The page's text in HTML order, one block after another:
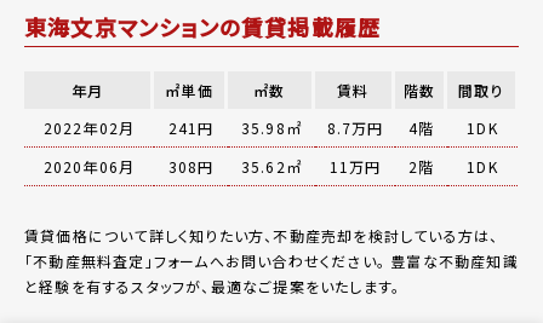
東海文京マンションの賃貸掲載履歴
年月 ㎡単価 ㎡数 賃料 階数
間取り
2022年02月
241円 35.98㎡ 8.7万円 4階
1DK
2020年06月
308円 35.62㎡ 11万円 2階 1DK
賃貸価格について詳しく知りたい方、不動産売却を検討している方は、
「不動産無料査定 」フォームへお問い合わせください。 豊富な不動産知識
と経験を有するスタッフが、最適なご提案をいたします。